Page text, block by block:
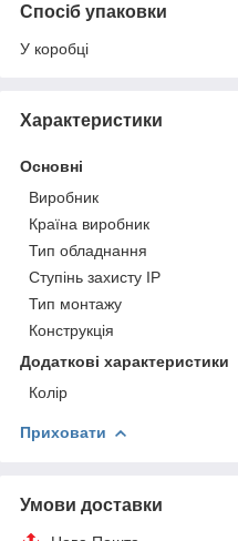
Спосіб упаковки
У коробці
Характеристики
Основні
Виробник
Країна виробник
Тип обладнання
Ступінь захисту IP
Тип монтажу
Конструкція
Додаткові характеристики
Колір
Приховати
Умови доставки